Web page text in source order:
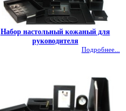
Набор настольный кожаный для
руководителя
Подробнее...